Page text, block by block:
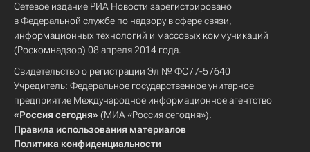
Сетевое издание РИА Новости зарегистрировано
в Федеральной службе по надзору в сфере связи,
информационных технологий и массовых коммуникаций
(Роскомнадзор) 08 апреля 2014 года.
Свидетельство о регистрации Эл № ФС77-57640
Учредитель: Федеральное государственное унитарное
предприятие Международное информационное агентство
«Россия сегодня» (МИА «Россия сегодня»).
Правила использования материалов
Политика конфиденциальности